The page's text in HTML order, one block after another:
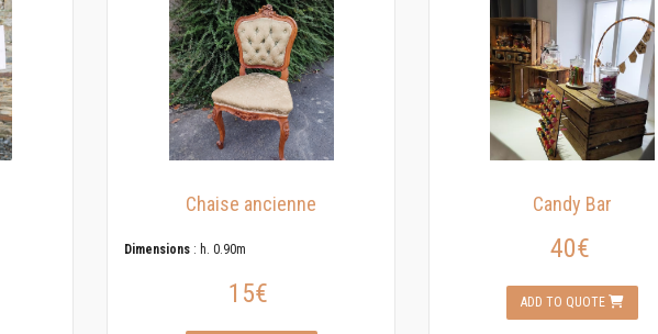
Chaise ancienne
Dimensions : h. 0.90m
15€
Candy Bar
40€
ADD TO QUOTE